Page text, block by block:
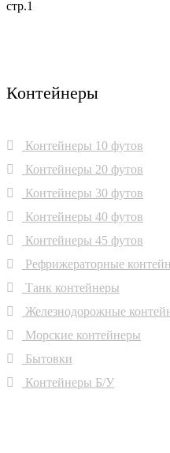
стр.1
Контейнеры
Контейнеры 10 футов
Контейнеры 20 футов
Контейнеры 30 футов
Контейнеры 40 футов
Контейнеры 45 футов
Рефрижераторные
Танк контейнеры
Железнодорожные
Морские контейнеры
Бытовки
Контейнеры Б/У